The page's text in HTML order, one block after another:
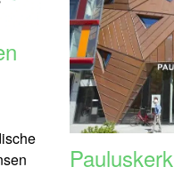
Pauluskerk